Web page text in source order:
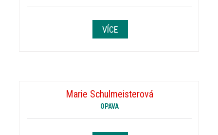
VÍCE
Marie Schulmeisterová
OPAVA